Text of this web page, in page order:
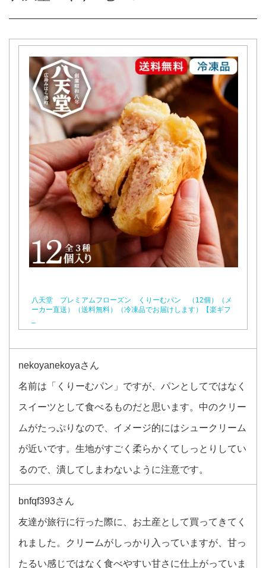
八天堂 プレミアムフローズン くりーむパン （12個）（メ
ーカー直送）（送料無料）（冷凍品でお届けします）【楽ギフ
nekoyanekoyaさん
名前は「くりーむパン」ですが、パンとしてではなく
スイーツとして食べるものだと思います。中のクリー
ムがたっぷりなので、イメージ的にはシュークリーム
が近いです。生地がすごく柔らかくてしっとりしてい
るので、潰してしまわないように注意です。
bnfqf393さん
友達が旅行に行った際に、お土産として買ってきてく
れました。クリームがしっかり入っていますが、甘っ
たるい感じではなく食べやすい甘さに仕上がっていま